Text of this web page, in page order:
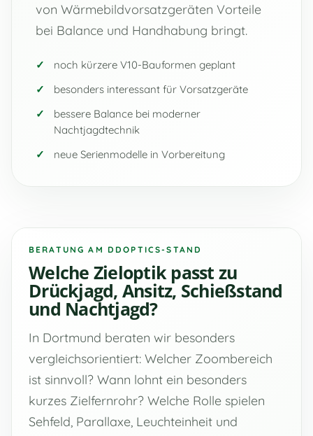
von Wärmebildvorsatzgeräten Vorteile
bei Balance und Handhabung bringt.
noch kürzere V10-Bauformen geplant
besonders interessant für Vorsatzgeräte
bessere Balance bei moderner
Nachtjagdtechnik
neue Serienmodelle in Vorbereitung
BERATUNG AM DDOPTICS-STAND
Welche Zieloptik passt zu
Drückjagd, Ansitz, Schießstand
und Nachtjagd?
In Dortmund beraten wir besonders
vergleichsorientiert: Welcher Zoombereich
ist sinnvoll? Wann lohnt ein besonders
kurzes Zielfernrohr? Welche Rolle spielen
Sehfeld, Parallaxe, Leuchteinheit und